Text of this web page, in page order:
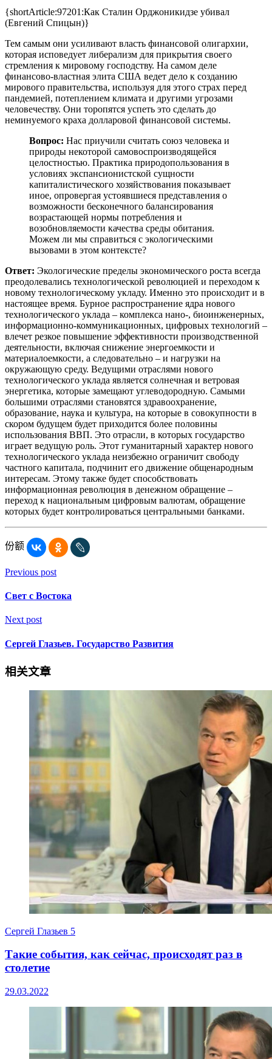
{shortArticle:97201:Как Сталин Орджоникидзе убивал
(Евгений Спицын)}
Тем самым они усиливают власть финансовой олигархии,
которая исповедует либерализм для прикрытия своего
стремления к мировому господству. На самом деле
финансово-властная элита США ведет дело к созданию
мирового правительства, используя для этого страх перед
пандемией, потеплением климата и другими угрозами
человечеству. Они торопятся успеть это сделать до
неминуемого краха долларовой финансовой системы.
Вопрос: Нас приучили считать союз человека и
природы некоторой самовоспроизводящейся
целостностью. Практика природопользования в
условиях экспансионистской сущности
капиталистического хозяйствования показывает
иное, опровергая устоявшиеся представления о
возможности бесконечного балансирования
возрастающей нормы потребления и
возобновляемости качества среды обитания.
Можем ли мы справиться с экологическими
вызовами в этом контексте?
Ответ: Экологические пределы экономического роста всегда
преодолевались технологической революцией и переходом к
новому технологическому укладу. Именно это происходит и в
настоящее время. Бурное распространение ядра нового
технологического уклада – комплекса нано-, биоинженерных,
информационно-коммуникационных, цифровых технологий –
влечет резкое повышение эффективности производственной
деятельности, включая снижение энергоемкости и
материалоемкости, а следовательно – и нагрузки на
окружающую среду. Ведущими отраслями нового
технологического уклада является солнечная и ветровая
энергетика, которые замещают углеводородную. Самыми
большими отраслями становятся здравоохранение,
образование, наука и культура, на которые в совокупности в
скором будущем будет приходится более половины
использования ВВП. Это отрасли, в которых государство
играет ведущую роль. Этот гуманитарный характер нового
технологического уклада неизбежно ограничит свободу
частного капитала, подчинит его движение общенародным
интересам. Этому также будет способствовать
информационная революция в денежном обращение –
переход к национальным цифровым валютам, обращение
которых будет контролироваться центральными банками.
份额
Previous post
Свет с Востока
Next post
Сергей Глазьев. Государство Развития
相关文章
Сергей Глазьев 5
Такие события, как сейчас, происходят раз в
столетие
29.03.2022